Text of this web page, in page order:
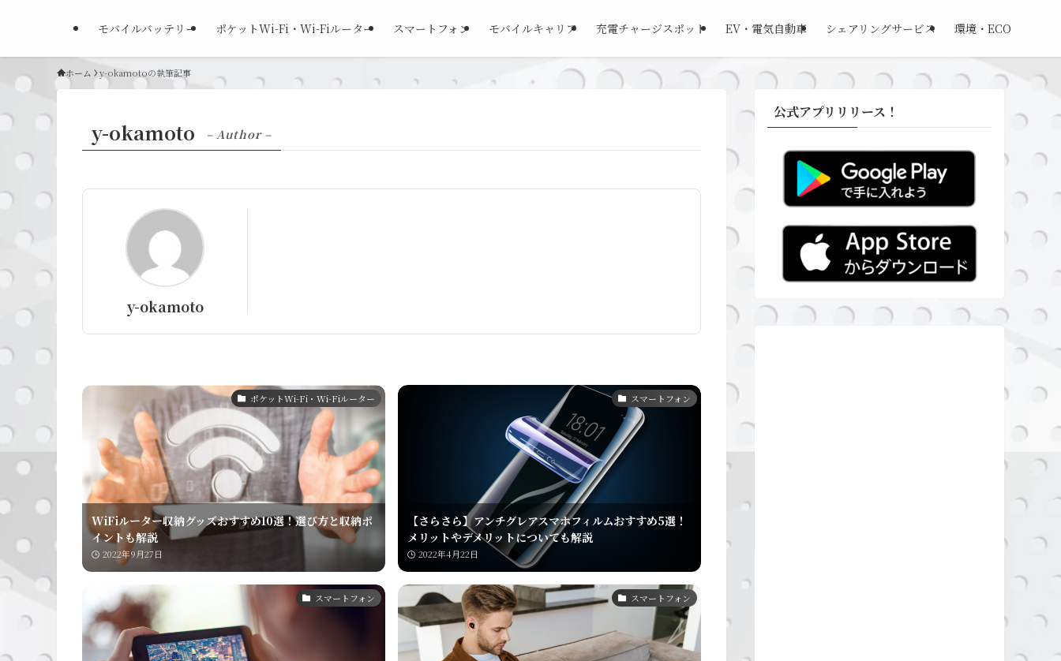
モバイルバッテリー ポケットWi-Fi・Wi-Fiルーター スマートフォン モバイルキャリア 充電チャージスポット EV・電気自動車 シェアリングサービス 環境・ECO
ホーム y-okamotoの執筆記事
y-okamoto – Author –
y-okamoto
ポケットWi-Fi・Wi-Fiルーター
WiFiルーター収納グッズおすすめ10選！選び方と収納ポ
イントも解説
2022年9月27日
スマートフォン
【さらさら】アンチグレアスマホフィルムおすすめ5選！
メリットやデメリットについても解説
2022年4月22日
スマートフォン スマートフォン
公式アプリリリース！